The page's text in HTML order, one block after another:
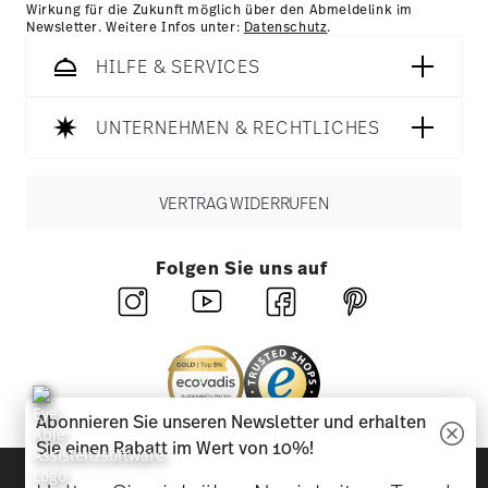
Wirkung für die Zukunft möglich über den Abmeldelink im
Newsletter. Weitere Infos unter: Datenschutz.
HILFE & SERVICES
UNTERNEHMEN & RECHTLICHES
VERTRAG WIDERRUFEN
Folgen Sie uns auf
Entdecken Sie unsere Marken
Abonnieren Sie unseren Newsletter und erhalten
Sie einen Rabatt im Wert von 10%!